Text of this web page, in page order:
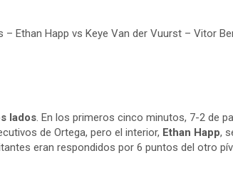
Ethan Happ vs Keye Van der Vuurst – Vitor
lados. En los primeros cinco minutos, 7-2 de
de Ortega, pero el interior, Ethan Happ,
eran respondidos por 6 puntos del otro